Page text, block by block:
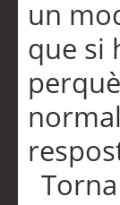
un
que si
Torna